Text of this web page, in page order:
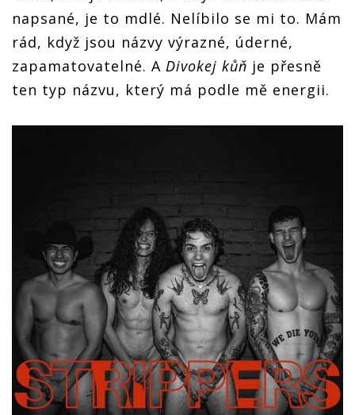
napsané, je to mdlé. Nelíbilo se mi to. Mám
rád, když jsou názvy výrazné, úderné,
zapamatovatelné. A Divokej kůň je přesně
ten typ názvu, který má podle mě energii.